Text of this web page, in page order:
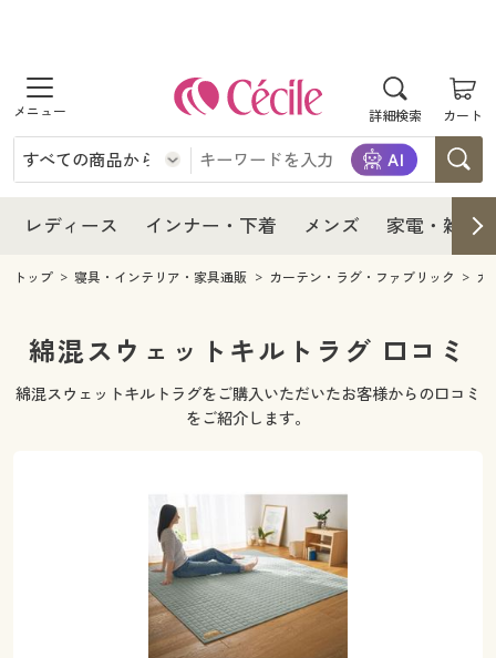
詳細検索 カート
商品を探す
レディース
レディースファッション
女性下着
インナー・下着
インナー・下着通販すべて
女性下着
メンズ下着
メンズ
メンズ通販すべて
メンズファッション
家電・雑貨
家電・雑貨すべて
キッチン・雑貨・日用品
寝具・インテリア・家具
カーテン・ラグ・ファブリック
美容・健康通販すべて
美容・健康・サプリメント
制服・スクールすべて
大きいサイズ通販すべて
レディース インナー・下着 メンズ 家電・雑貨
レディース
レディース通販すべて
レディースファッション
インナー・下着
インナー・下着通販すべて
ジュニア・ティーンズ下着
メンズ
メンズ下着
家電
寝具・インテリア・家具通販すべて
カーテン・ラグ・ファブリック
美容・健康
美容・健康・サプリメント
制服・スクールすべて
ジュニア・ティーンズ下着
大きいサイズ通販すべて
大きいサイズ レディース服
トップ 寝具・インテリア・家具通販 カーテン・ラグ・ファブリック カ
綿混スウェットキルトラグ 口コミ
綿混スウェットキルトラグをご購入いただいたお客様からの口コミ
をご紹介します。